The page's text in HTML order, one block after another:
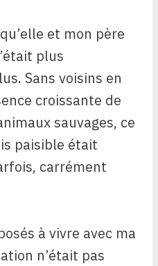
et mon père
plus
Sans voisins en
croissante de
sauvages, ce
paisible était
carrément
à vivre avec ma
n’était pas